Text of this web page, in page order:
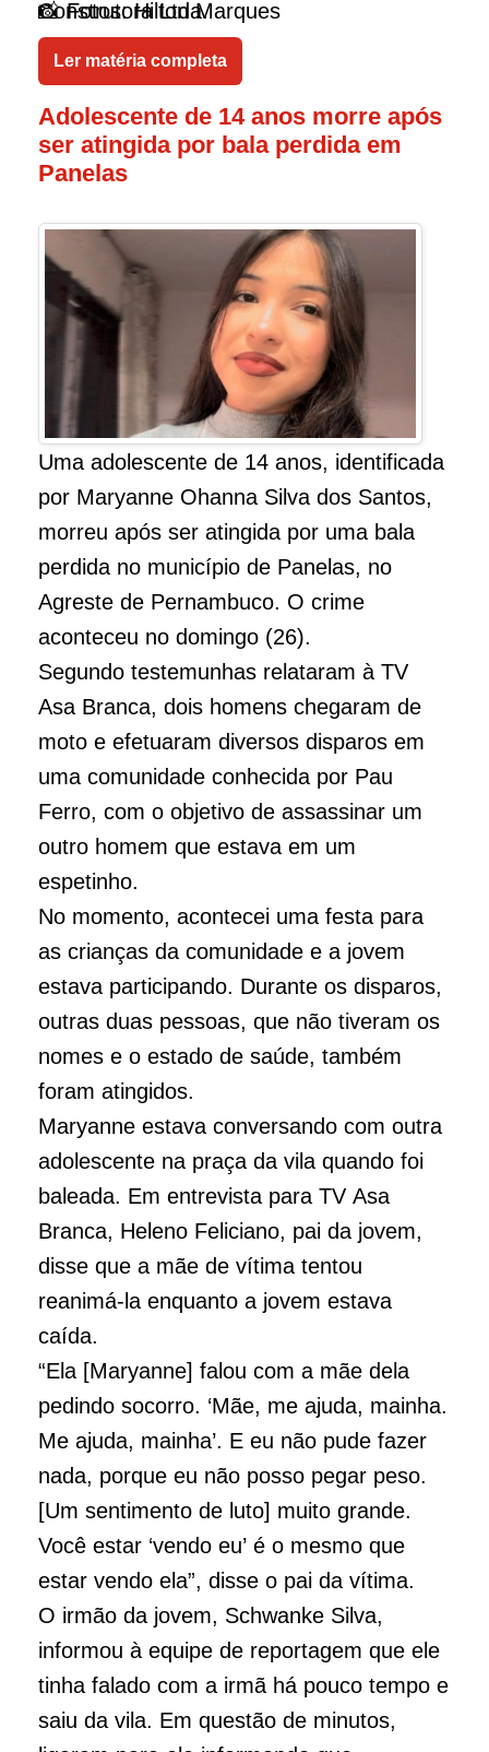
Construtora Ltda.
📸 Fotos: Hilton Marques
Ler matéria completa
Adolescente de 14 anos morre após
ser atingida por bala perdida em
Panelas
Uma adolescente de 14 anos, identificada
por Maryanne Ohanna Silva dos Santos,
morreu após ser atingida por uma bala
perdida no município de Panelas, no
Agreste de Pernambuco. O crime
aconteceu no domingo (26).
Segundo testemunhas relataram à TV
Asa Branca, dois homens chegaram de
moto e efetuaram diversos disparos em
uma comunidade conhecida por Pau
Ferro, com o objetivo de assassinar um
outro homem que estava em um
espetinho.
No momento, acontecei uma festa para
as crianças da comunidade e a jovem
estava participando. Durante os disparos,
outras duas pessoas, que não tiveram os
nomes e o estado de saúde, também
foram atingidos.
Maryanne estava conversando com outra
adolescente na praça da vila quando foi
baleada. Em entrevista para TV Asa
Branca, Heleno Feliciano, pai da jovem,
disse que a mãe de vítima tentou
reanimá-la enquanto a jovem estava
caída.
“Ela [Maryanne] falou com a mãe dela
pedindo socorro. ‘Mãe, me ajuda, mainha.
Me ajuda, mainha’. E eu não pude fazer
nada, porque eu não posso pegar peso.
[Um sentimento de luto] muito grande.
Você estar ‘vendo eu’ é o mesmo que
estar vendo ela”, disse o pai da vítima.
O irmão da jovem, Schwanke Silva,
informou à equipe de reportagem que ele
tinha falado com a irmã há pouco tempo e
saiu da vila. Em questão de minutos,